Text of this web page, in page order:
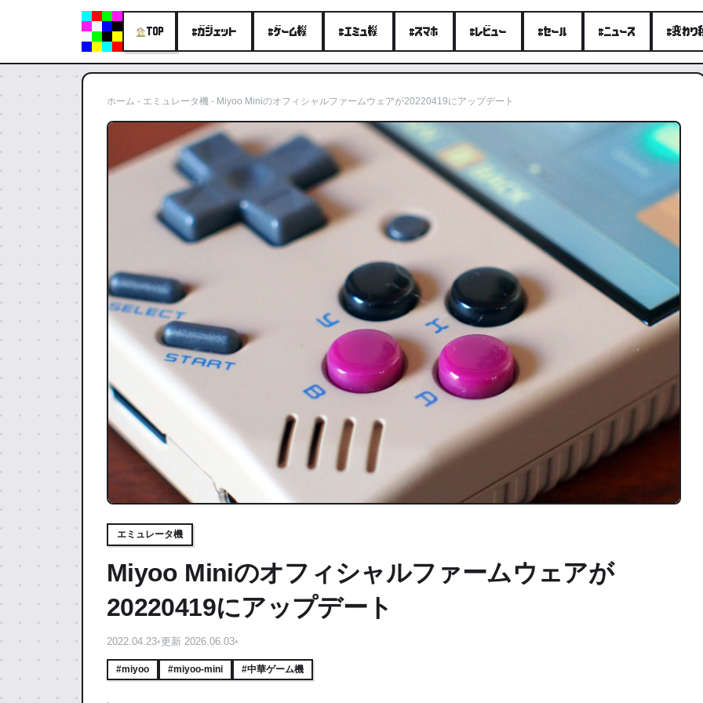
TOP #ガジェット #ゲーム機 #エミュ機 #スマホ #レビュー #セール #ニュース #変わり
ホーム - エミュレータ機 - Miyoo Miniのオフィシャルファームウェアが20220419にアップデート
エミュレータ機
Miyoo Miniのオフィシャルファームウェアが
20220419にアップデート
2022.04.23• 更新 2026.06.03•
#miyoo #miyoo-mini #中華ゲーム機